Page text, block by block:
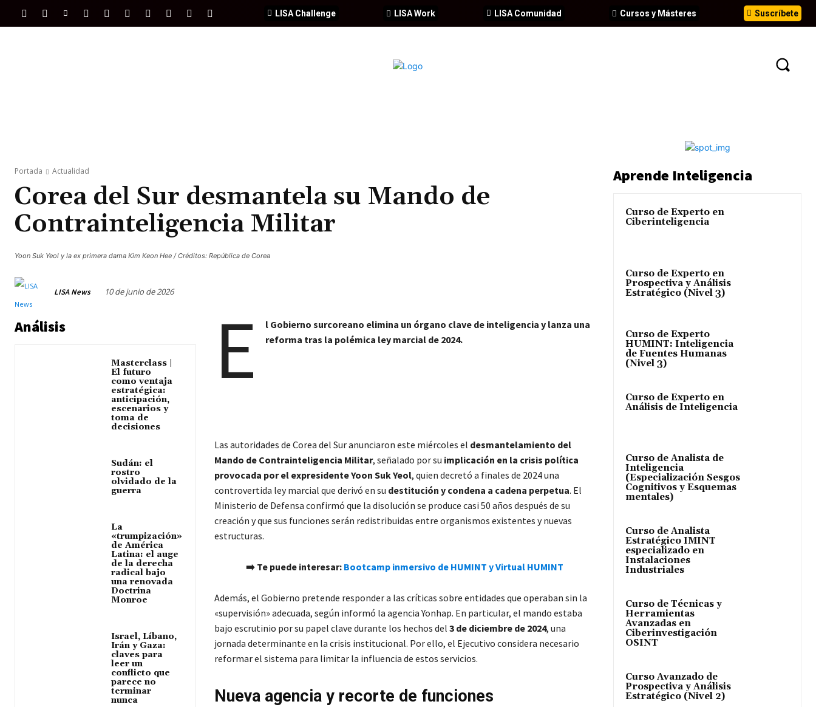
Suscríbete
Cursos y Másteres
LISA Comunidad
LISA Work
LISA Challenge
Portada Actualidad
Corea del Sur desmantela su Mando de
Contrainteligencia Militar
Yoon Suk Yeol y la ex primera dama Kim Keon Hee / Créditos: República de Corea
LISA News 10 de junio de 2026
Análisis
Masterclass |
El futuro
como ventaja
estratégica:
anticipación,
escenarios y
toma de
decisiones
Sudán: el
rostro
olvidado de la
guerra
La
«trumpización»
de América
Latina: el auge
de la derecha
radical bajo
una renovada
Doctrina
Monroe
Israel, Líbano,
Irán y Gaza:
claves para
leer un
conflicto que
parece no
terminar
nunca
E
l Gobierno surcoreano elimina un órgano clave de inteligencia y lanza una
reforma tras la polémica ley marcial de 2024.
Las autoridades de Corea del Sur anunciaron este miércoles el desmantelamiento del
Mando de Contrainteligencia Militar, señalado por su implicación en la crisis política
provocada por el expresidente Yoon Suk Yeol, quien decretó a finales de 2024 una
controvertida ley marcial que derivó en su destitución y condena a cadena perpetua. El
Ministerio de Defensa confirmó que la disolución se produce casi 50 años después de su
creación y que sus funciones serán redistribuidas entre organismos existentes y nuevas
estructuras.
➡️ Te puede interesar: Bootcamp inmersivo de HUMINT y Virtual HUMINT
Además, el Gobierno pretende responder a las críticas sobre entidades que operaban sin la
«supervisión» adecuada, según informó la agencia Yonhap. En particular, el mando estaba
bajo escrutinio por su papel clave durante los hechos del 3 de diciembre de 2024, una
jornada determinante en la crisis institucional. Por ello, el Ejecutivo considera necesario
reformar el sistema para limitar la influencia de estos servicios.
Nueva agencia y recorte de funciones
Aprende Inteligencia
Curso de Experto en
Ciberinteligencia
Curso de Experto en
Prospectiva y Análisis
Estratégico (Nivel 3)
Curso de Experto
HUMINT: Inteligencia
de Fuentes Humanas
(Nivel 3)
Curso de Experto en
Análisis de Inteligencia
Curso de Analista de
Inteligencia
(Especialización Sesgos
Cognitivos y Esquemas
mentales)
Curso de Analista
Estratégico IMINT
especializado en
Instalaciones
Industriales
Curso de Técnicas y
Herramientas
Avanzadas en
Ciberinvestigación
OSINT
Curso Avanzado de
Prospectiva y Análisis
Estratégico (Nivel 2)